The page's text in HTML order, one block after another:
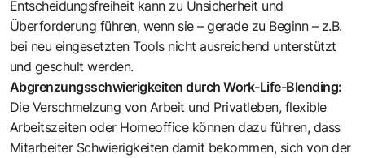
Entscheidungsfreiheit kann zu Unsicherheit und
Überforderung führen, wenn sie – gerade zu Beginn – z.B.
bei neu eingesetzten Tools nicht ausreichend unterstützt
und geschult werden.
Abgrenzungsschwierigkeiten durch Work-Life-Blending:
Die Verschmelzung von Arbeit und Privatleben, flexible
Arbeitszeiten oder Homeoffice können dazu führen, dass
Mitarbeiter Schwierigkeiten damit bekommen, sich von der